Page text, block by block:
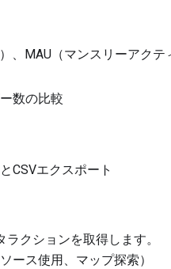
、MAU（マンスリーアクテ
数の比較
CSVエクスポート
クションを取得します。
ース使用、マップ探索）